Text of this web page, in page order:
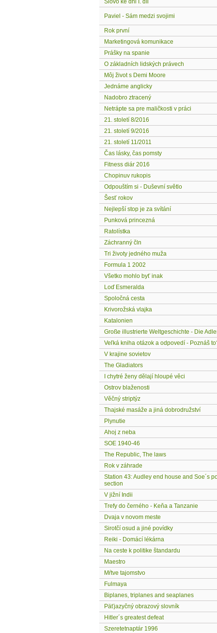
Slovo ke dni I. díl
Paviel - Sám medzi svojimi
Rok první
Marketingová komunikace
Prášky na spanie
O základních lidských právech
Môj život s Demi Moore
Jednáme anglicky
Nadobro ztracený
Netrápte sa pre maličkosti v práci
21. století 8/2016
21. století 9/2016
21. století 11/2011
Čas lásky, čas pomsty
Fitness diár 2016
Chopinuv rukopis
Odpouštím si - Duševní světlo
Šesť rokov
Nejlepší stop je za svítání
Punková princezná
Ratolístka
Záchranný čln
Tri životy jedného muža
Formula 1 2002
Všetko mohlo byť inak
Loď Esmeralda
Spoločná cesta
Krivorožská vlajka
Katalonien
Große illustrierte Weltgeschichte - Die
Veľká kniha otázok a odpovedí - Poznáš
V krajine sovietov
The Gladiators
I chytré ženy dělají hloupé věci
Ostrov blaženosti
Věčný striptýz
Thajské masáže a jiná dobrodružství
Plynutie
Ahoj z neba
SOE 1940-46
The Republic, The laws
Rok v záhrade
Station 43: Audley end house and Soe´s
section
V jižní Indii
Trefy do černého - Keňa a Tanzanie
Dvaja v novom meste
Sirotčí osud a jiné povídky
Reiki - Domácí lékárna
Na ceste k politike štandardu
Maestro
Mŕtve tajomstvo
Fulmaya
Biplanes, triplanes and seaplanes
Päťjazyčný obrazový slovník
Hitler´s greatest defeat
Szeretetnaptár 1996